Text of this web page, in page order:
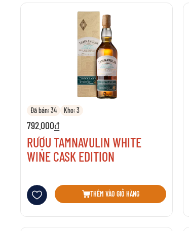
Đã bán: 34 Kho: 3
792.000₫
RƯỢU TAMNAVULIN WHITE
WINE CASK EDITION
Thêm vào danh sách yêu thích
THÊM VÀO GIỎ HÀNG